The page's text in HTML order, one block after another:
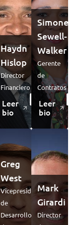
Haydn
Hislop
Director
Financiero
Leer
bio
Simone
Sewell-
Walker
Gerente
de
Contratos
Leer
bio
Greg
West
Vicepresidente
de
Desarrollo
Mark
Girardi
Director